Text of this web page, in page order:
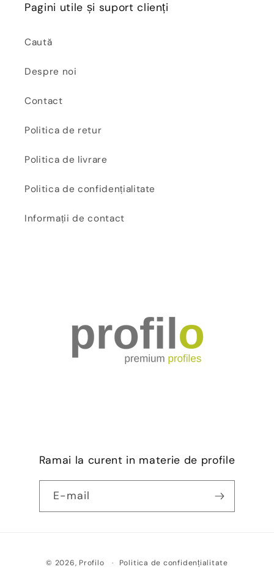
Pagini utile și suport clienți
Caută
Despre noi
Contact
Politica de retur
Politica de livrare
Politica de confidențialitate
Informații de contact
Ramai la curent in materie de profile
E-mail
de
© 2026, Profilo Politica de confidențialitate